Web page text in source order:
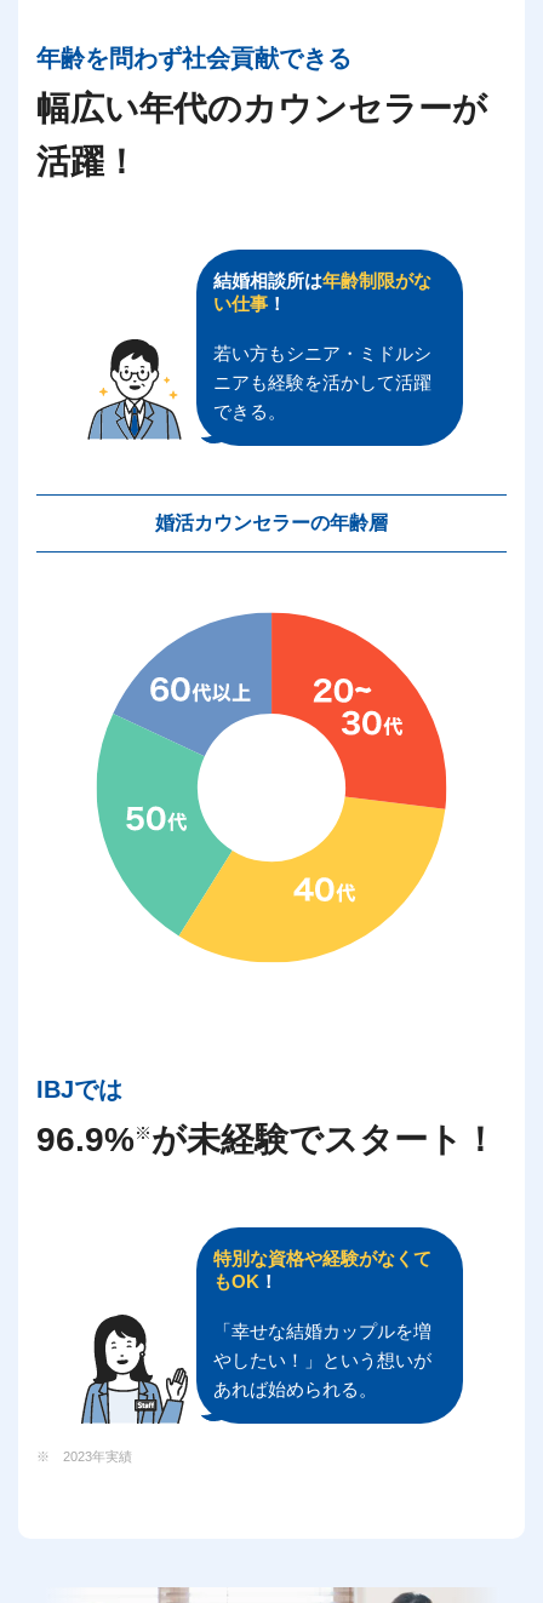
年齢を問わず社会貢献できる
幅広い年代のカウンセラーが
活躍！
婚活カウンセラーの年齢層
結婚相談所は年齢制限がな
い仕事！
若い方もシニア・ミドルシ
ニアも経験を活かして活躍
できる。
IBJでは
96.9%※が未経験でスタート！
特別な資格や経験がなくて
もOK ！
「幸せな結婚カップルを増
やしたい！」という想いが
あれば始められる。
※ 2023年実績